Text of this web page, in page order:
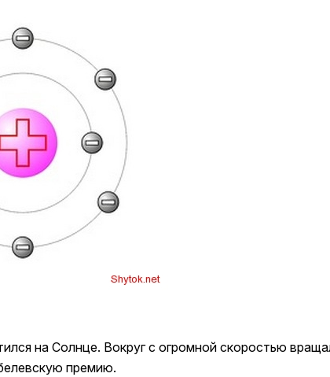
на Солнце. Вокруг с огромной скоростью
премию.